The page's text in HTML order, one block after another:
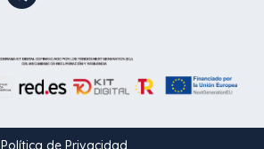
Política de Privacidad